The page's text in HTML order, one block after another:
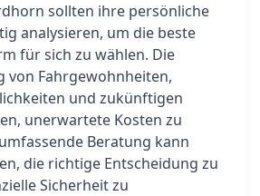
sollten ihre persönliche
analysieren, um die beste
für sich zu wählen. Die
von Fahrgewohnheiten,
und zukünftigen
unerwartete Kosten zu
Beratung kann
die richtige Entscheidung zu
Sicherheit zu